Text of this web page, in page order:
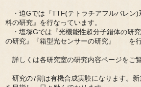
・迫Gでは『TTF(テトラチアフルバレン)
料の研究』を行なっています。
・塩塚Gでは『光機能性超分子錯体の研
の研究』『箱型光センサーの研究』 を行
詳しくは各研究室の研究内容ページをご覧
研究の7割は有機合成実験になります。